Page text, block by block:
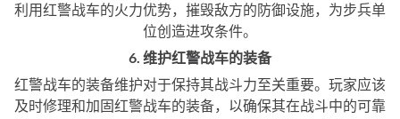
利用红警战车的火力优势，摧毁敌方的防御设施，为步兵单
位创造进攻条件。
6. 维护红警战车的装备
红警战车的装备维护对于保持其战斗力至关重要。玩家应该
及时修理和加固红警战车的装备，以确保其在战斗中的可靠